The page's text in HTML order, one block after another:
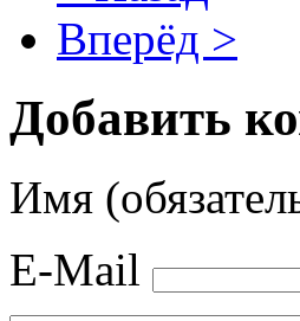
Вперёд >
Добавить
Имя
E-Mail